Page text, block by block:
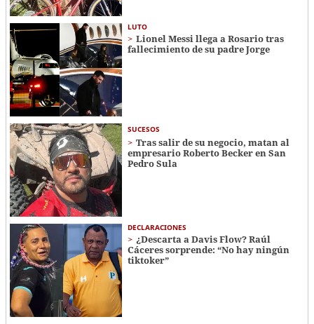
LUTO
Lionel Messi llega a Rosario tras
fallecimiento de su padre Jorge
SUCESOS
Tras salir de su negocio, matan al
empresario Roberto Becker en San
Pedro Sula
DECLARACIONES
¿Descarta a Davis Flow? Raúl
Cáceres sorprende: “No hay ningún
tiktoker”